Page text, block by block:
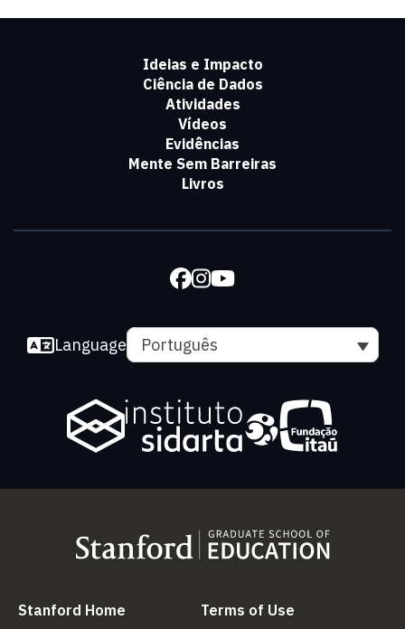
Ideias e Impacto
Ciência de Dados
Atividades
Vídeos
Evidências
Mente Sem Barreiras
Livros
Language Português
Stanford Home (link is external)Terms of Use